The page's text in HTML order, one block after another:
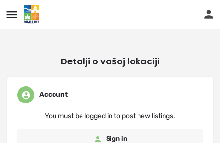
Detalji o vašoj lokaciji
Account
You must be logged in to post new listings.
Sign in